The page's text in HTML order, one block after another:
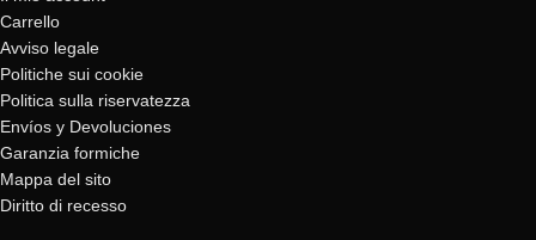
Carrello
Avviso legale
Politiche sui cookie
Politica sulla riservatezza
Envíos y Devoluciones
Garanzia formiche
Mappa del sito
Diritto di recesso